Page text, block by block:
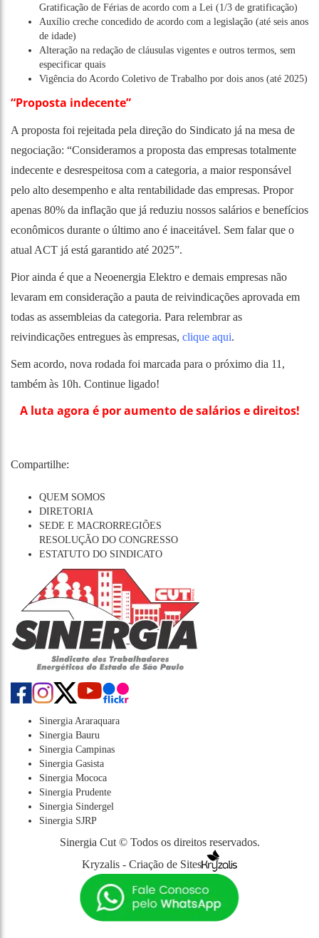
Gratificação de Férias de acordo com a Lei (1/3 de gratificação)
Auxílio creche concedido de acordo com a legislação (até seis anos
de idade)
Alteração na redação de cláusulas vigentes e outros termos, sem
especificar quais
Vigência do Acordo Coletivo de Trabalho por dois anos (até 2025)
“Proposta indecente”
A proposta foi rejeitada pela direção do Sindicato já na mesa de
negociação: “Consideramos a proposta das empresas totalmente
indecente e desrespeitosa com a categoria, a maior responsável
pelo alto desempenho e alta rentabilidade das empresas. Propor
apenas 80% da inflação que já reduziu nossos salários e benefícios
econômicos durante o último ano é inaceitável. Sem falar que o
atual ACT já está garantido até 2025”.
Pior ainda é que a Neoenergia Elektro e demais empresas não
levaram em consideração a pauta de reivindicações aprovada em
todas as assembleias da categoria. Para relembrar as
reivindicações entregues às empresas, clique aqui.
Sem acordo, nova rodada foi marcada para o próximo dia 11,
também às 10h. Continue ligado!
A luta agora é por aumento de salários e direitos!
Compartilhe:
QUEM SOMOS
DIRETORIA
SEDE E MACRORREGIÕES
RESOLUÇÃO DO CONGRESSO
ESTATUTO DO SINDICATO
Sinergia Araraquara
Sinergia Bauru
Sinergia Campinas
Sinergia Gasista
Sinergia Mococa
Sinergia Prudente
Sinergia Sindergel
Sinergia SJRP
Sinergia Cut © Todos os direitos reservados.
Kryzalis - Criação de Sites